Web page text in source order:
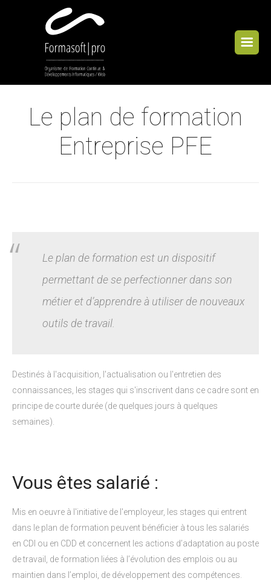
Le plan de formation
Entreprise PFE
Le plan de formation est un dispositif
permettant de se perfectionner dans son
métier et d’apprendre à utiliser de nouveaux
outils de travail.
Destinés à l'acquisition, l'actualisation ou l'entretien des
connaissances, les stages qui s'inscrivent dans ce cadre sont en
principe de courte durée (de quelques jours à quelques
semaines).
Vous êtes salarié :
Mis en oeuvre à l'initiative de l'employeur, les stages qui entrent
dans le plan de formation peuvent bénéficier à tous les salariés
en CDI ou en CDD et concernent les actions d’adaptation au poste
de travail, de formation liées à l’évolution des emplois ou au
maintien dans l’emploi, de développement des compétences.
Cookies management panel